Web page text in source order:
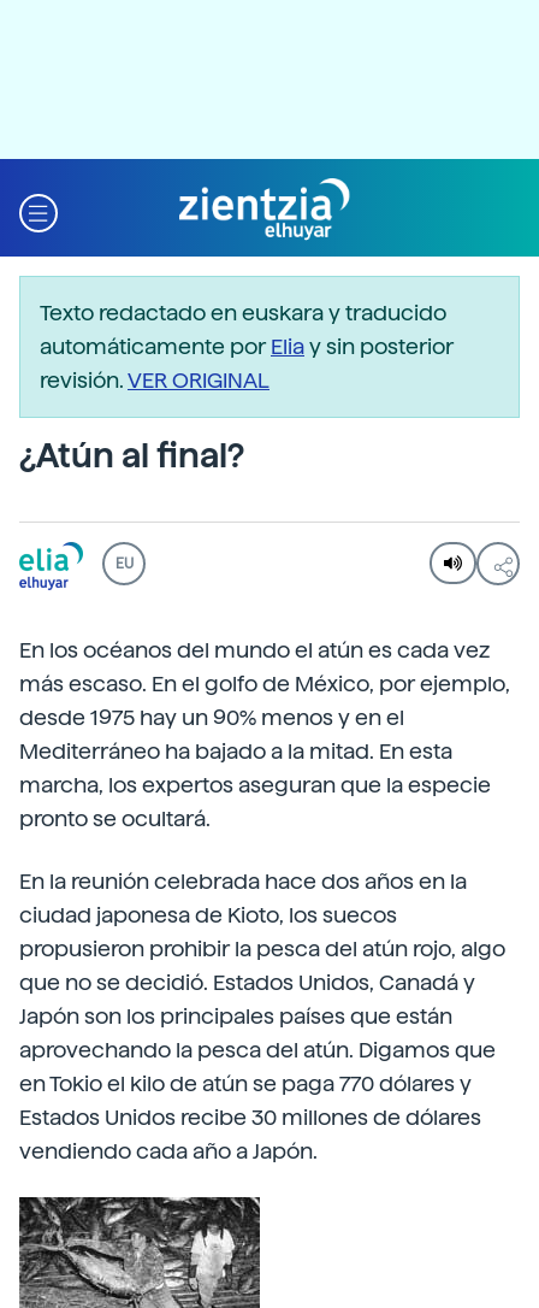
Texto redactado en euskara y traducido
automáticamente porEliay sin posterior
revisión.VER ORIGINAL
¿Atún al final?
EU
En los océanos del mundo el atún es cada vez
más escaso. En el golfo de México, por ejemplo,
desde 1975 hay un 90% menos y en el
Mediterráneo ha bajado a la mitad. En esta
marcha, los expertos aseguran que la especie
pronto se ocultará.
En la reunión celebrada hace dos años en la
ciudad japonesa de Kioto, los suecos
propusieron prohibir la pesca del atún rojo, algo
que no se decidió. Estados Unidos, Canadá y
Japón son los principales países que están
aprovechando la pesca del atún. Digamos que
en Tokio el kilo de atún se paga 770 dólares y
Estados Unidos recibe 30 millones de dólares
vendiendo cada año a Japón.